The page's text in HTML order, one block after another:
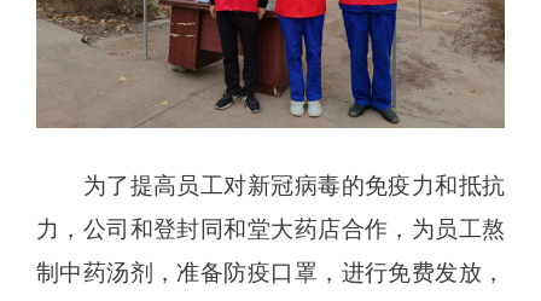
为了提高员工对新冠病毒的免疫力和抵抗
力，公司和登封同和堂大药店合作，为员工熬
制中药汤剂，准备防疫口罩，进行免费发放，